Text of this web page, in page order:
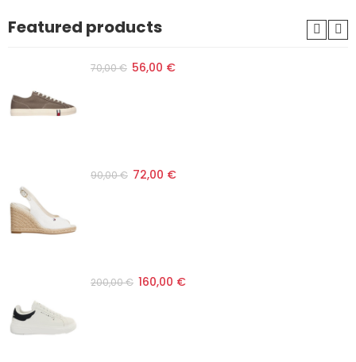
Featured products
70,00 € 56,00 €
90,00 € 72,00 €
200,00 € 160,00 €